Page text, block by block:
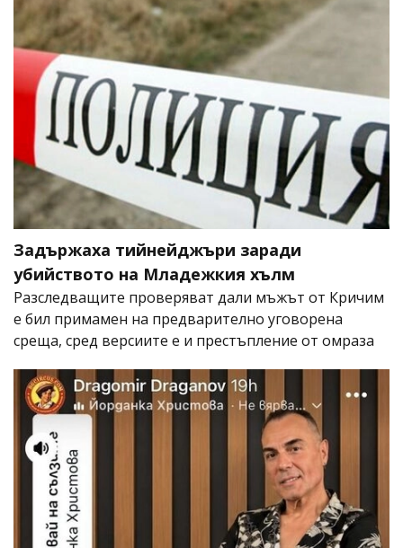
Задържаха тийнейджъри заради
убийството на Младежкия хълм
Разследващите проверяват дали мъжът от Кричим
е бил примамен на предварително уговорена
среща, сред версиите е и престъпление от омраза